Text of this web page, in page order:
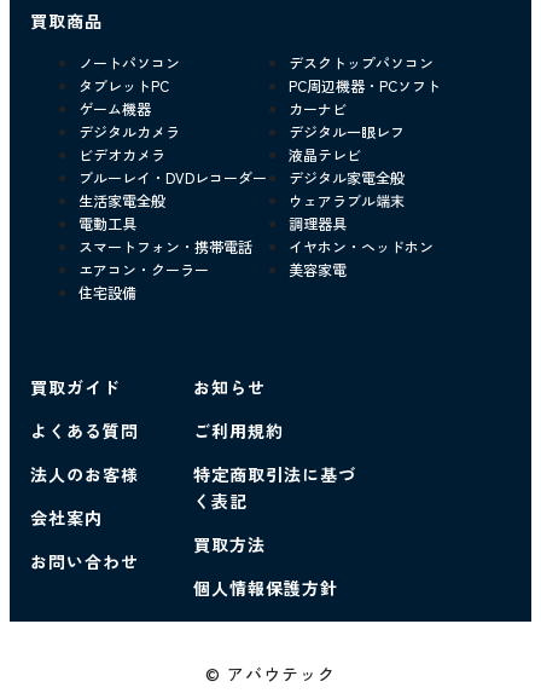
買取商品
ノートパソコン
デスクトップパソコン
タブレットPC
PC周辺機器・PCソフト
ゲーム機器
カーナビ
デジタルカメラ
デジタル一眼レフ
ビデオカメラ
液晶テレビ
ブルーレイ・DVDレコーダー
デジタル家電全般
生活家電全般
ウェアラブル端末
電動工具
調理器具
スマートフォン・携帯電話
イヤホン・ヘッドホン
エアコン・クーラー
美容家電
住宅設備
買取ガイド
よくある質問
法人のお客様
会社案内
お問い合わせ
お知らせ
ご利用規約
特定商取引法に基づ
く表記
買取方法
個人情報保護方針
© アバウテック